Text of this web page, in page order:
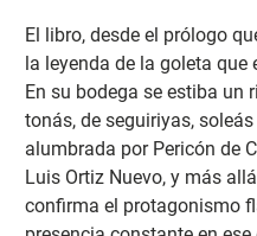
El libro, desde el prólogo
la leyenda de la goleta que
En su bodega se estiba un
tonás, de seguiriyas,
alumbrada por Pericón de
Luis Ortiz Nuevo, y más
confirma el protagonismo